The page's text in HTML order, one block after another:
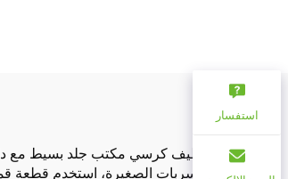
تنظيف كرسي مكتب جلد بسيط مع
التسربات الصغيرة، استخدم
استفسار